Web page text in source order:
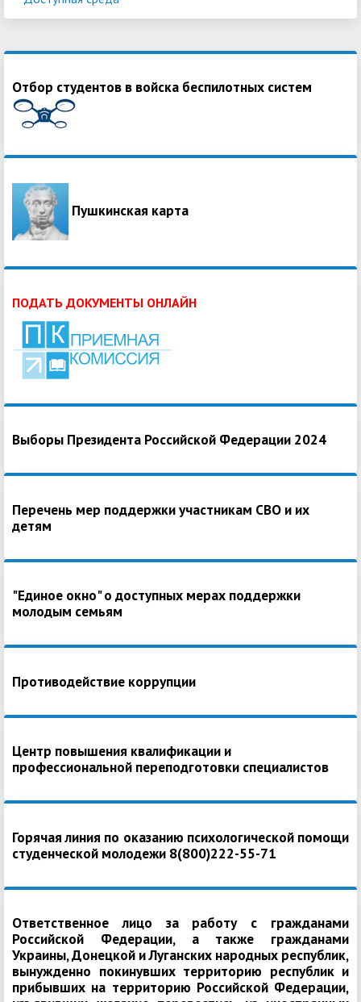
Отбор студентов в войска беспилотных систем
Пушкинская карта
ПОДАТЬ ДОКУМЕНТЫ ОНЛАЙН
Выборы Президента Российской Федерации 2024
Перечень мер поддержки участникам СВО и их
детям
"Единое окно" о доступных мерах поддержки
молодым семьям
Противодействие коррупции
Центр повышения квалификации и
профессиональной переподготовки специалистов
Горячая линия по оказанию психологической помощи
студенческой молодежи 8(800)222-55-71
Ответственное лицо за работу с гражданами
Российской Федерации, а также гражданами
Украины, Донецкой и Луганских народных республик,
вынужденно покинувших территорию республик и
прибывших на территорию Российской Федерации,